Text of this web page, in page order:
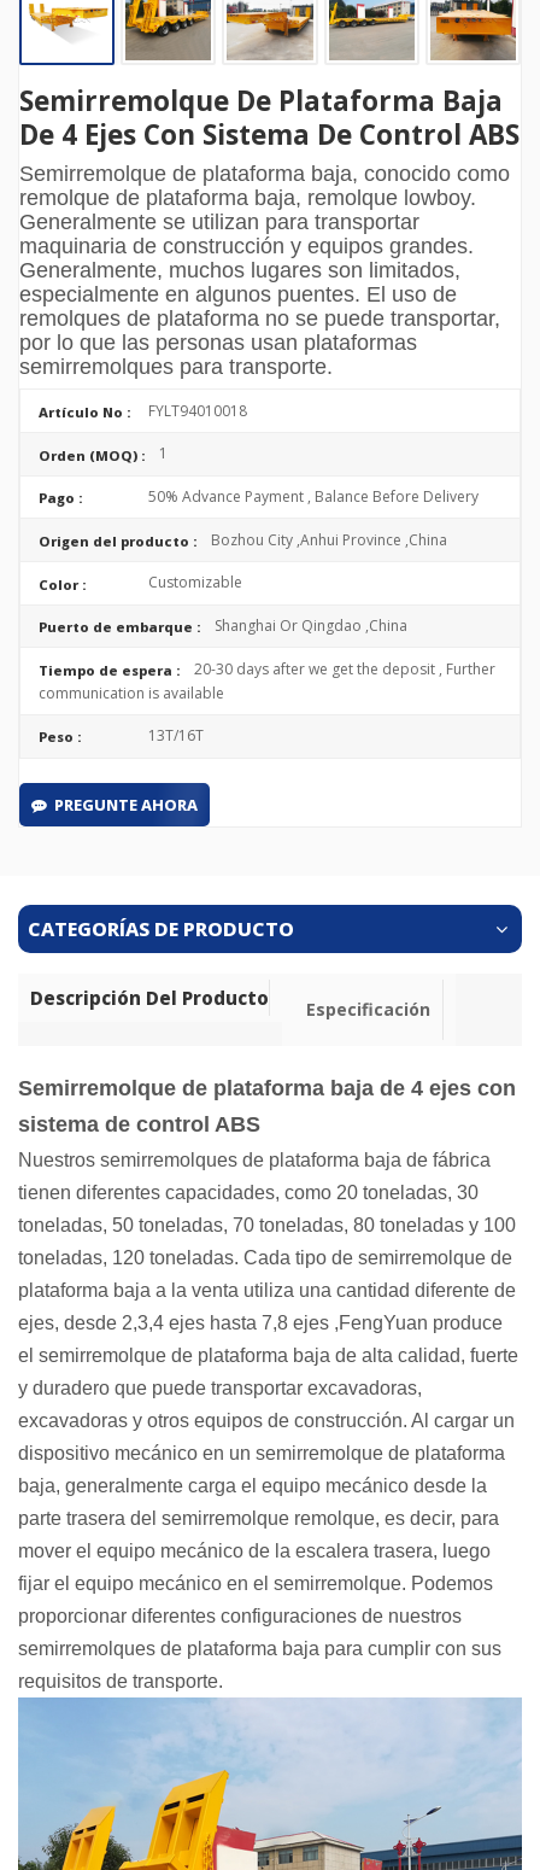
Semirremolque De Plataforma Baja
De 4 Ejes Con Sistema De Control ABS
Semirremolque de plataforma baja, conocido como
remolque de plataforma baja, remolque lowboy.
Generalmente se utilizan para transportar
maquinaria de construcción y equipos grandes.
Generalmente, muchos lugares son limitados,
especialmente en algunos puentes. El uso de
remolques de plataforma no se puede transportar,
por lo que las personas usan plataformas
semirremolques para transporte.
Artículo No : FYLT94010018
Orden (MOQ) : 1
Pago : 50% Advance Payment , Balance Before Delivery
Origen del producto : Bozhou City ,Anhui Province ,China
Color : Customizable
Puerto de embarque : Shanghai Or Qingdao ,China
Tiempo de espera :
20-30 days after we get the deposit , Further
communication is available
Peso : 13T/16T
PREGUNTE AHORA
CATEGORÍAS DE PRODUCTO
Descripción Del Producto Especificación
Semirremolque de plataforma baja de 4 ejes con
sistema de control ABS
Nuestros semirremolques de plataforma baja de fábrica
tienen diferentes capacidades, como 20 toneladas, 30
toneladas, 50 toneladas, 70 toneladas, 80 toneladas y 100
toneladas, 120 toneladas. Cada tipo de semirremolque de
plataforma baja a la venta utiliza una cantidad diferente de
ejes, desde 2,3,4 ejes hasta 7,8 ejes ,FengYuan produce
el semirremolque de plataforma baja de alta calidad, fuerte
y duradero que puede transportar excavadoras,
excavadoras y otros equipos de construcción. Al cargar un
dispositivo mecánico en un semirremolque de plataforma
baja, generalmente carga el equipo mecánico desde la
parte trasera del semirremolque remolque, es decir, para
mover el equipo mecánico de la escalera trasera, luego
fijar el equipo mecánico en el semirremolque. Podemos
proporcionar diferentes configuraciones de nuestros
semirremolques de plataforma baja para cumplir con sus
requisitos de transporte.